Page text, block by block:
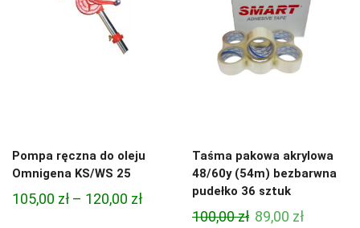
Pompa ręczna do oleju
Omnigena KS/WS 25
105,00 zł – 120,00 złZakres
Taśma pakowa akrylowa
48/60y (54m) bezbarwna
pudełko 36 sztuk
100,00zł Pierwotna
89,00 złAktualna